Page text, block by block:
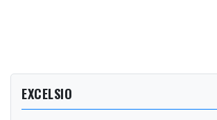
EXCELSIO